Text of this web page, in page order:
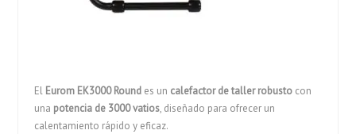
El Eurom EK3000 Round es un calefactor de taller robusto con
una potencia de 3000 vatios, diseñado para ofrecer un
calentamiento rápido y eficaz.